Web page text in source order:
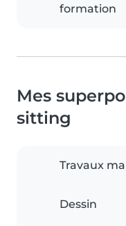
formation
Mes
sitting
Travaux
Dessin